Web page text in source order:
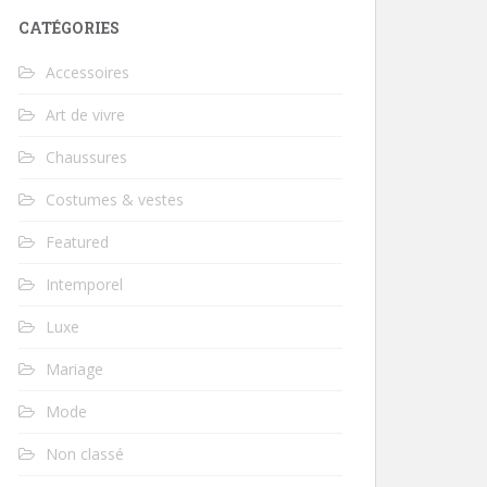
CATÉGORIES
Accessoires
Art de vivre
Chaussures
Costumes & vestes
Featured
Intemporel
Luxe
Mariage
Mode
Non classé